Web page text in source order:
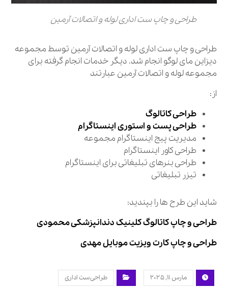
طراحی و چاپ ست اداری لوله و اتصالات آرمین
طراحی و چاپ ست اداری لوله و اتصالات آرمین توسط مجموعه
دیزاین مای لوگو انجام شد. دیگر خدمات انجام گرفته برای
مجموعه لوله و اتصالات آرمین عبارتند
از:
طراحی کاتالوگ
طراحی پست و استوری اینستاگرام
مدیریت پیج اینستاگرام مجموعه
طراحی کاور اینستاگرام
طراحی بنرهای تبلیغاتی برای اینستاگرام
تیزر تبلیغاتی
شاید این طرح ها را بپندید:
طراحی و چاپ کاتالوگ کلینیک دندانپزشکی محمودی
طراحی و چاپ کارت ویزیت موبایل مهدی
مارس ۱۱, ۲۰۲۵ طراحی ست اداری